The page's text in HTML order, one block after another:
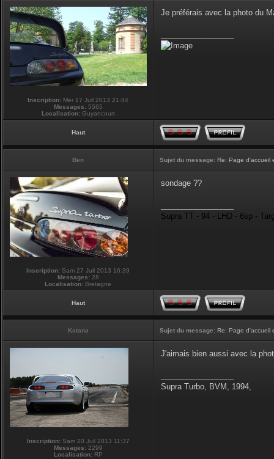
Inscription: Mer 17 Juil 2013 21:44
Messages: 5565
Localisation: Guyancourt
Je préférais avec la photo du
Haut
Ben Sujet du message: Re: Page d'accueil
Inscription: Sam 27 Juil 2013 16:39
Messages: 28
Localisation: Bretagne
sondage ??
Supra TT - 94 - LHD - 6sp -
Haut
Katana Sujet du message: Re: Page d'accueil
Inscription: Sam 20 Juil 2013 11:37
Messages: 2299
Localisation: RP
J'aimais bien aussi avec la
Supra Turbo, BVM, 1994,